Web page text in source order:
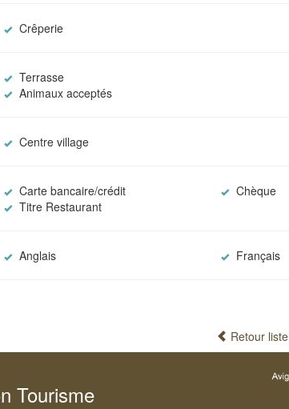
Crêperie
Terrasse
Animaux acceptés
Centre village
Carte bancaire/crédit Chèque
Titre Restaurant
Anglais Français
Retour liste
Tourisme